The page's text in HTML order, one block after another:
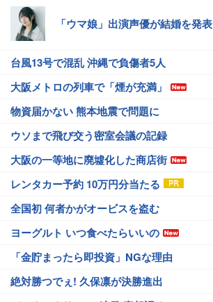
「ウマ娘」出演声優が結婚を発表
台風13号で混乱 沖縄で負傷者5人
大阪メトロの列車で「煙が充満」
物資届かない 熊本地震で問題に
ウソまで飛び交う密室会議の記録
大阪の一等地に廃墟化した商店街
レンタカー予約 10万円分当たる
全国初 何者かがオービスを盗む
ヨーグルト いつ食べたらいいの
「金貯まったら即投資」NGな理由
絶対勝つでぇ! 久保凛が決勝進出